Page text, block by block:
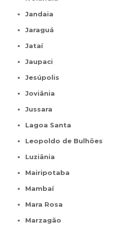
Jandaia
Jaraguá
Jataí
Jaupaci
Jesúpolis
Joviânia
Jussara
Lagoa Santa
Leopoldo de Bulhões
Luziânia
Mairipotaba
Mambaí
Mara Rosa
Marzagão